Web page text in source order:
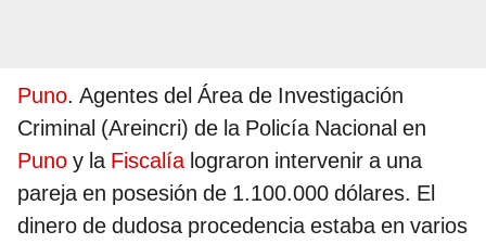
Puno. Agentes del Área de Investigación
Criminal (Areincri) de la Policía Nacional en
Puno y la Fiscalía lograron intervenir a una
pareja en posesión de 1.100.000 dólares. El
dinero de dudosa procedencia estaba en varios